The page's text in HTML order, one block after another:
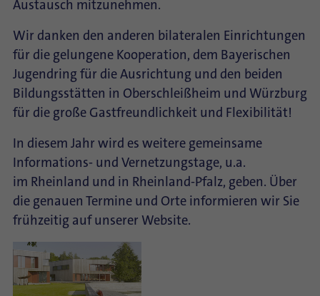
Austausch mitzunehmen.
Wir danken den anderen bilateralen Einrichtungen
für die gelungene Kooperation, dem Bayerischen
Jugendring für die Ausrichtung und den beiden
Bildungsstätten in Oberschleißheim und Würzburg
für die große Gastfreundlichkeit und Flexibilität!
In diesem Jahr wird es weitere gemeinsame
Informations- und Vernetzungstage, u.a.
im Rheinland und in Rheinland-Pfalz, geben. Über
die genauen Termine und Orte informieren wir Sie
frühzeitig auf unserer Website.